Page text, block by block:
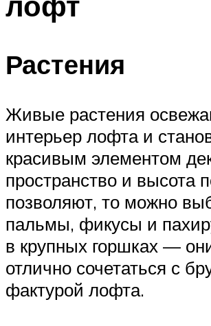
Растения
Живые растения
интерьер лофта и
красивым элементом
пространство и высота
позволяют, то можно
пальмы, фикусы и
в крупных горшках —
отлично сочетаться с
фактурой лофта.